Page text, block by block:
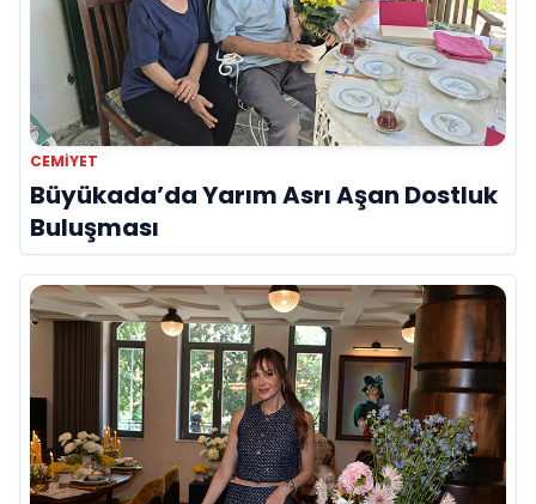
CEMIYET
Büyükada’da Yarım Asrı Aşan Dostluk
Buluşması